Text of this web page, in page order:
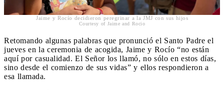
Jaime y Rocío decidieron peregrinar a la JMJ con sus hijos
Courtesy of Jaime and Rocio
Retomando algunas palabras que pronunció el Santo Padre el
jueves en la ceremonia de acogida, Jaime y Rocío “no están
aquí por casualidad. El Señor los llamó, no sólo en estos días,
sino desde el comienzo de sus vidas” y ellos respondieron a
esa llamada.